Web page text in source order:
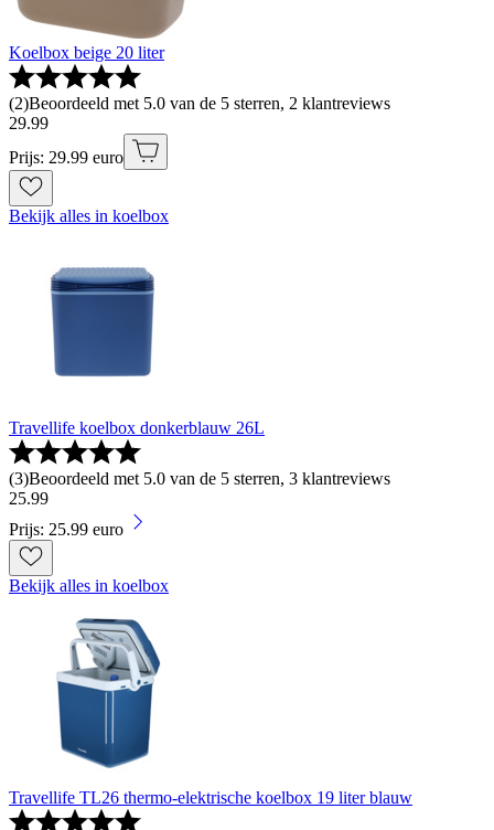
Koelbox beige 20 liter
(2)Beoordeeld met 5.0 van de 5 sterren, 2 klantreviews
29.99
Prijs: 29.99 euro
Bekijk alles in koelbox
Travellife koelbox donkerblauw 26L
(3)Beoordeeld met 5.0 van de 5 sterren, 3 klantreviews
25.99
Prijs: 25.99 euro
Bekijk alles in koelbox
Travellife TL26 thermo-elektrische koelbox 19 liter blauw